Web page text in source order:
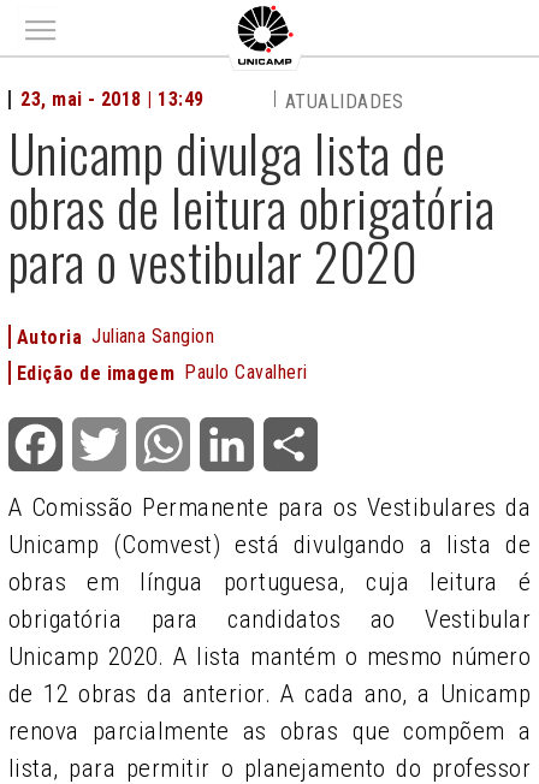
Main menu
Unicamp divulga lista de
obras de leitura obrigatória
para o vestibular 2020
23, mai - 2018 | 13:49 ATUALIDADES
Autoria Juliana Sangion
Edição de imagem Paulo Cavalheri
Facebook Twitter WhatsApp LinkedIn
A Comissão Permanente para os Vestibulares da
Unicamp (Comvest) está divulgando a lista de
obras em língua portuguesa, cuja leitura é
obrigatória para candidatos ao Vestibular
Unicamp 2020. A lista mantém o mesmo número
de 12 obras da anterior. A cada ano, a Unicamp
renova parcialmente as obras que compõem a
lista, para permitir o planejamento do professor